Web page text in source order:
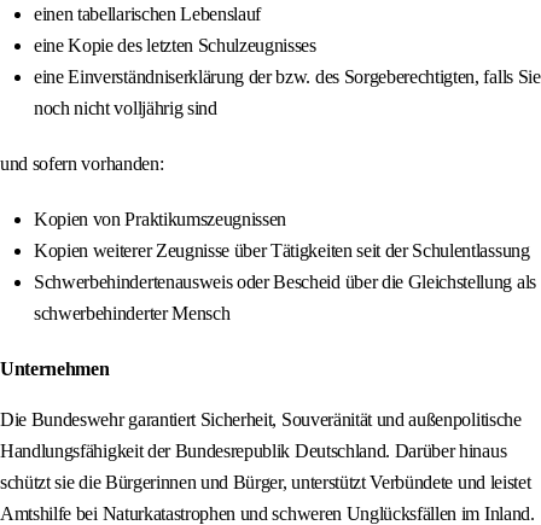
einen tabellarischen Lebenslauf
eine Kopie des letzten Schulzeugnisses
eine Einverständniserklärung der bzw. des Sorgeberechtigten, falls Sie
noch nicht volljährig sind
und sofern vorhanden:
Kopien von Praktikumszeugnissen
Kopien weiterer Zeugnisse über Tätigkeiten seit der Schulentlassung
Schwerbehindertenausweis oder Bescheid über die Gleichstellung als
schwerbehinderter Mensch
Unternehmen
Die Bundeswehr garantiert Sicherheit, Souveränität und außenpolitische
Handlungsfähigkeit der Bundesrepublik Deutschland. Darüber hinaus
schützt sie die Bürgerinnen und Bürger, unterstützt Verbündete und leistet
Amtshilfe bei Naturkatastrophen und schweren Unglücksfällen im Inland.